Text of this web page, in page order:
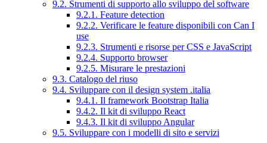
9.2. Strumenti di supporto allo sviluppo del software
9.2.1. Feature detection
9.2.2. Verificare le feature disponibili con Can I
use
9.2.3. Strumenti e risorse per CSS e JavaScript
9.2.4. Supporto browser
9.2.5. Misurare le prestazioni
9.3. Catalogo del riuso
9.4. Sviluppare con il design system .italia
9.4.1. Il framework Bootstrap Italia
9.4.2. Il kit di sviluppo React
9.4.3. Il kit di sviluppo Angular
9.5. Sviluppare con i modelli di sito e servizi